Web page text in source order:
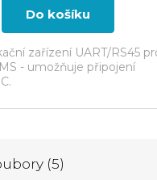
Do košíku
zařízení UART/RS45
- umožňuje připojení
(5)